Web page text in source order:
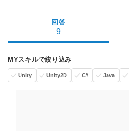
回答
9
MYスキルで絞り込み
Unity Unity2D C# Java